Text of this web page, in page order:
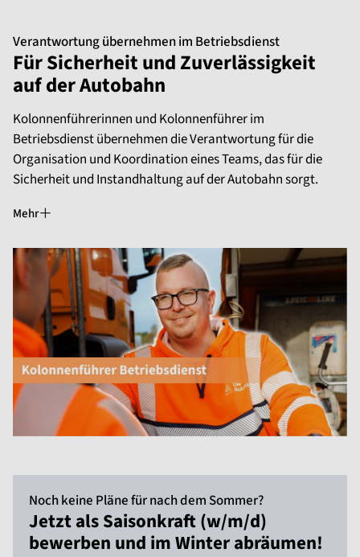
Verantwortung übernehmen im Betriebsdienst
Für Sicherheit und Zuverlässigkeit
auf der Autobahn
Kolonnenführerinnen und Kolonnenführer im
Betriebsdienst übernehmen die Verantwortung für die
Organisation und Koordination eines Teams, das für die
Sicherheit und Instandhaltung auf der Autobahn sorgt.
Mehr
Noch keine Pläne für nach dem Sommer?
Jetzt als Saisonkraft (w/m/d)
bewerben und im Winter abräumen!